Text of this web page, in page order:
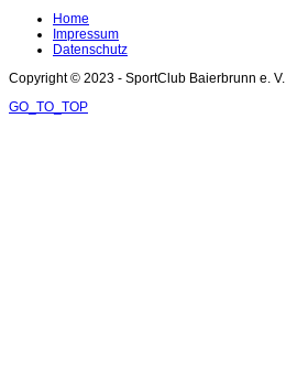
Home
Impressum
Datenschutz
Copyright © 2023 - SportClub Baierbrunn e. V.
GO_TO_TOP